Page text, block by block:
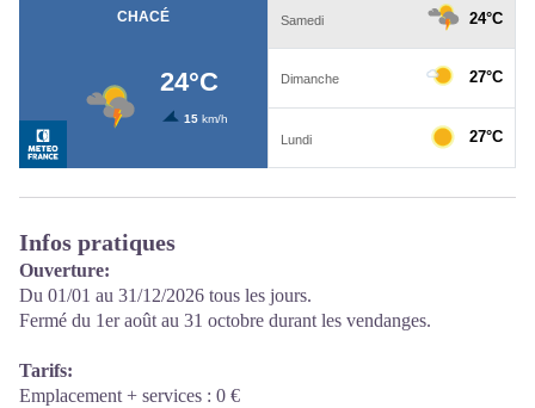
Infos pratiques
Ouverture:
Du 01/01 au 31/12/2026 tous les jours.
Fermé du 1er août au 31 octobre durant les vendanges.
Tarifs:
Emplacement + services : 0 €